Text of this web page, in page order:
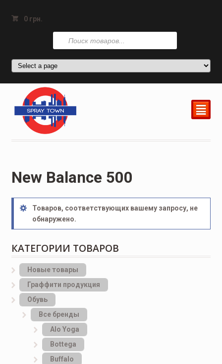
0 грн.
Поиск
товаров
²
New Balance 500
Товаров, соответствующих вашему запросу, не
обнаружено.
КАТЕГОРИИ ТОВАРОВ
Новые товары
Граффити продукция
Обувь
Все бренды
Alo Yoga
Bottеga
Buffalo